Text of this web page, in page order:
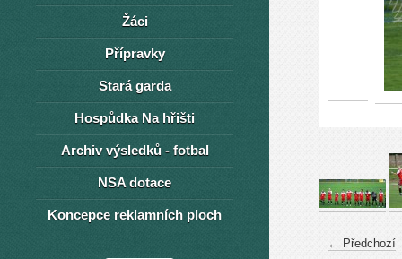
← Předchozí
Žáci
Přípravky
Stará garda
Hospůdka Na hřišti
Archiv výsledků - fotbal
NSA dotace
Koncepce reklamních ploch